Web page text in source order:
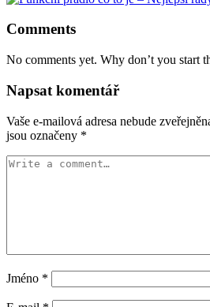
Comments
No comments yet. Why don’t you start
Napsat komentář
Vaše e-mailová adresa nebude
jsou označeny *
Jméno *